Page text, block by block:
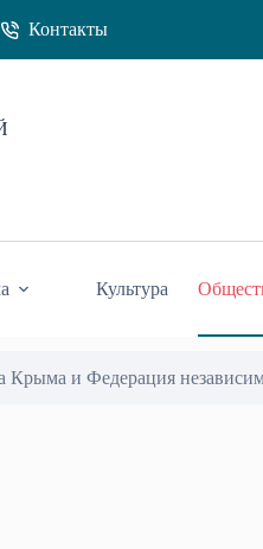
Контакты
Культура
Крыма и Федерация